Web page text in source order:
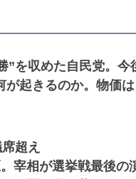
”を収めた自民党。
が起きるのか。物価
超え
宰相が選挙戦最後の